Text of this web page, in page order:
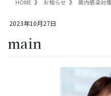
HOME お知らせ 院内感染対策
2023年10月27日
main